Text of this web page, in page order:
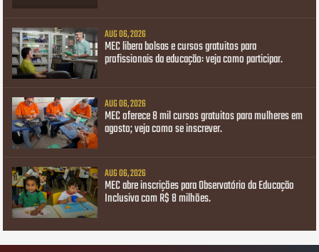
AUG 06, 2026
MEC libera bolsas e cursos gratuitos para
profissionais da educação: veja como participar.
AUG 06, 2026
MEC oferece 8 mil cursos gratuitos para mulheres em
agosto; veja como se inscrever.
AUG 06, 2026
MEC abre inscrições para Observatório da Educação
Inclusiva com R$ 8 milhões.